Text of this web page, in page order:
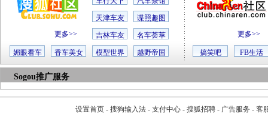
更多>>
天津车友 谍照趣图
吉林车友 名车荟萃
媚眼看车 香车美女 模型世界 越野帝国
更多>>
搞笑吧 FB生活
Sogou推广服务
设置首页- 搜狗输入法- 支付中心- 搜狐招聘- 广告服务 - 客